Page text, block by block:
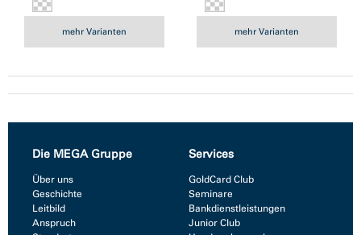
mehr Varianten mehr Varianten
Die MEGA Gruppe
Über uns
Geschichte
Leitbild
Anspruch
Services
GoldCard Club
Seminare
Bankdienstleistungen
Junior Club